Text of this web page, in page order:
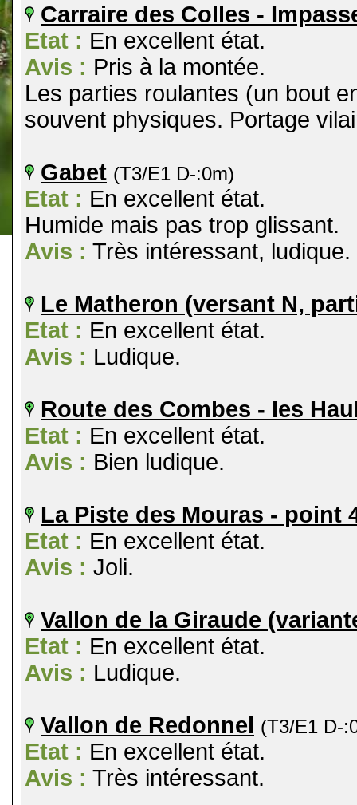
Carraire des Colles -
Etat : En excellent état.
Avis : Pris à la montée.
Les parties roulantes (un bout
souvent physiques. Portage
Gabet (T3/E1 D-:0m)
Etat : En excellent état.
Humide mais pas trop glissant.
Avis : Très intéressant, ludique.
Le Matheron (versant N,
Etat : En excellent état.
Avis : Ludique.
Route des Combes - les
Etat : En excellent état.
Avis : Bien ludique.
La Piste des Mouras - point
Etat : En excellent état.
Avis : Joli.
Vallon de la Giraude
Etat : En excellent état.
Avis : Ludique.
Vallon de Redonnel (T3/E1 D-
Etat : En excellent état.
Avis : Très intéressant.